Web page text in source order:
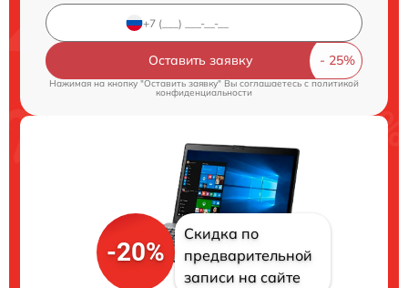
Оставить заявку
Нажимая на кнопку "Оставить заявку" Вы соглашаетесь cполитикой
конфиденциальности
-20%
Скидка по
предварительной
записи на сайте